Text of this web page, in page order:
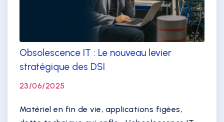
Obsolescence IT : Le nouveau levier
stratégique des DSI
23/06/2025
Matériel en fin de vie, applications figées,